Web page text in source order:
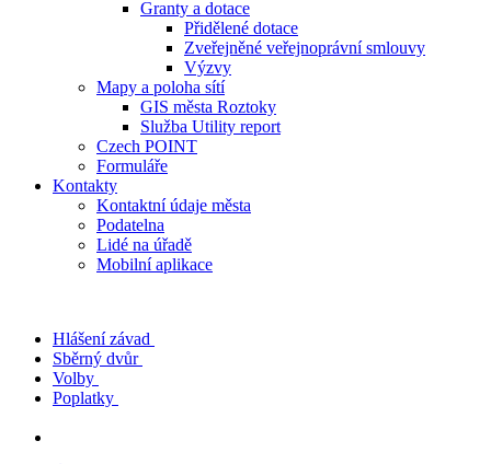
Granty a dotace
Přidělené dotace
Zveřejněné veřejnoprávní smlouvy
Výzvy
Mapy a poloha sítí
GIS města Roztoky
Služba Utility report
Czech POINT
Formuláře
Kontakty
Kontaktní údaje města
Podatelna
Lidé na úřadě
Mobilní aplikace
Hlášení závad
Sběrný dvůr
Volby
Poplatky